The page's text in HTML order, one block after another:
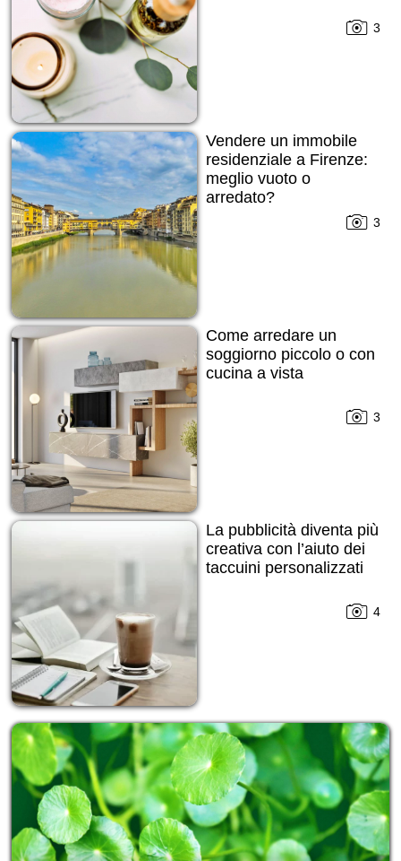
3
Vendere un immobile
residenziale a Firenze:
meglio vuoto o
arredato?
3
Come arredare un
soggiorno piccolo o con
cucina a vista
3
La pubblicità diventa più
creativa con l’aiuto dei
taccuini personalizzati
4